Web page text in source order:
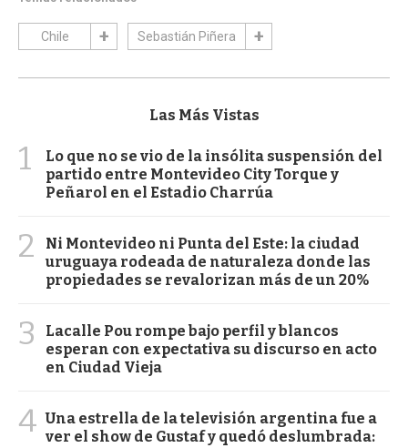
Chile Sebastián Piñera
Las Más Vistas
1
Lo que no se vio de la insólita suspensión del
partido entre Montevideo City Torque y
Peñarol en el Estadio Charrúa
2
Ni Montevideo ni Punta del Este: la ciudad
uruguaya rodeada de naturaleza donde las
propiedades se revalorizan más de un 20%
3
Lacalle Pou rompe bajo perfil y blancos
esperan con expectativa su discurso en acto
en Ciudad Vieja
4 Una estrella de la televisión argentina fue a
ver el show de Gustaf y quedó deslumbrada: